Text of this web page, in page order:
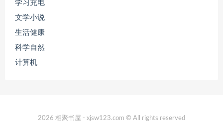
学习充电
文学小说
生活健康
科学自然
计算机
2026 相聚书屋 - xjsw123.com © All rights reserved